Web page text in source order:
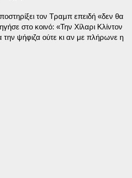
τον Τραμπ επειδή «δεν θα
στο κοινό: «Την Χίλαρι Κλίντον
ψήφιζα ούτε κι αν με πλήρωνε η